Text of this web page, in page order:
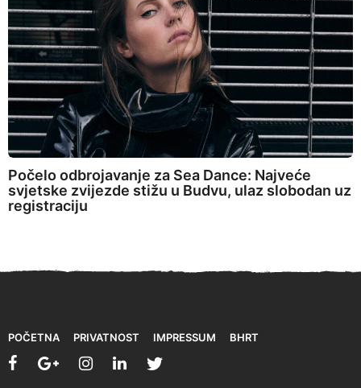
Počelo odbrojavanje za Sea Dance: Najveće
svjetske zvijezde stižu u Budvu, ulaz slobodan uz
registraciju
POČETNA PRIVATNOST IMPRESSUM BHRT